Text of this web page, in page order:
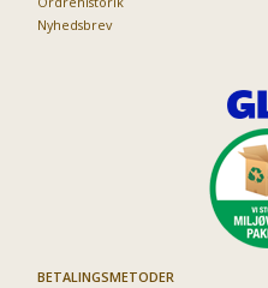
Nyhedsbrev
BETALINGSMETODER